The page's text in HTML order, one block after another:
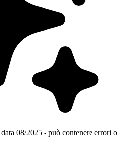
08/2025 - può contenere errori o